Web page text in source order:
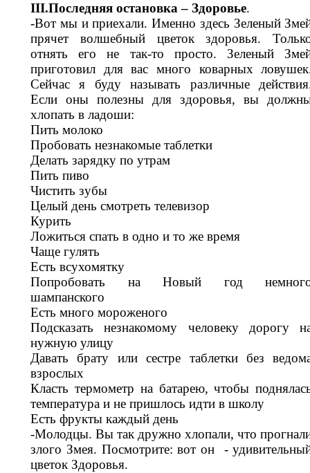
III.Последняя остановка – Здоровье.
-Вот мы и приехали. Именно здесь Зеленый
прячет волшебный цветок здоровья.
отнять его не так-то просто. Зеленый
приготовил для вас много коварных
Сейчас я буду называть различные
Если оны полезны для здоровья, вы
хлопать в ладоши:
Пить молоко
Пробовать незнакомые таблетки
Делать зарядку по утрам
Пить пиво
Чистить зубы
Целый день смотреть телевизор
Курить
Ложиться спать в одно и то же время
Чаще гулять
Есть всухомятку
Попробовать на Новый год
шампанского
Есть много мороженого
Подсказать незнакомому человеку дорогу
нужную улицу
Давать брату или сестре таблетки без
взрослых
Класть термометр на батарею, чтобы
температура и не пришлось идти в школу
Есть фрукты каждый день
-Молодцы. Вы так дружно хлопали, что
злого Змея. Посмотрите: вот он -
цветок Здоровья.